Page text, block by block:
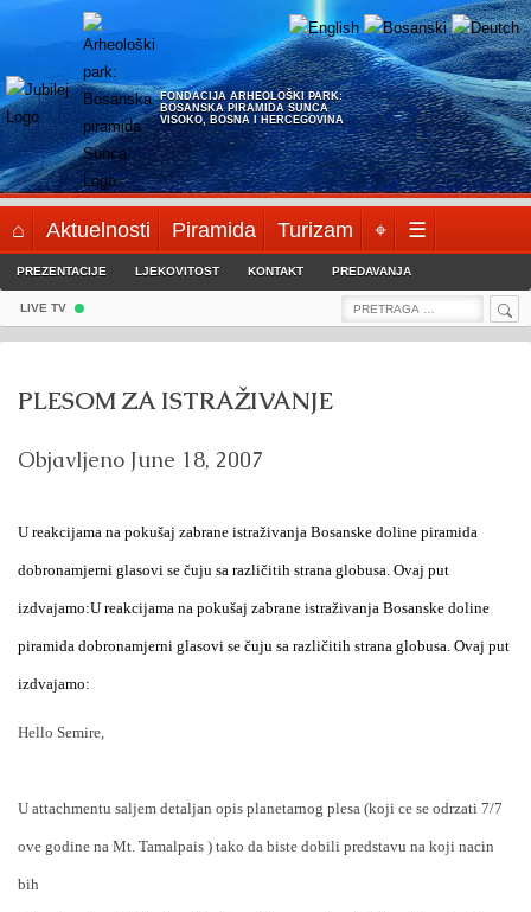
FONDACIJA ARHEOLOŠKI PARK:
BOSANSKA PIRAMIDA SUNCA
VISOKO, BOSNA I HERCEGOVINA
⌂ Aktuelnosti Piramida Turizam ⌖ ☰
PREZENTACIJE LJEKOVITOST KONTAKT PREDAVANJA
LIVE TV
Search
PLESOM ZA ISTRAŽIVANJE
Objavljeno June 18, 2007
U reakcijama na pokušaj zabrane istraživanja Bosanske doline piramida
dobronamjerni glasovi se čuju sa različitih strana globusa. Ovaj put
izdvajamo:U reakcijama na pokušaj zabrane istraživanja Bosanske doline
piramida dobronamjerni glasovi se čuju sa različitih strana globusa. Ovaj put
izdvajamo:
Hello Semire,
U attachmentu saljem detaljan opis planetarnog plesa (koji ce se odrzati 7/7
ove godine na Mt. Tamalpais ) tako da biste dobili predstavu na koji nacin
bih